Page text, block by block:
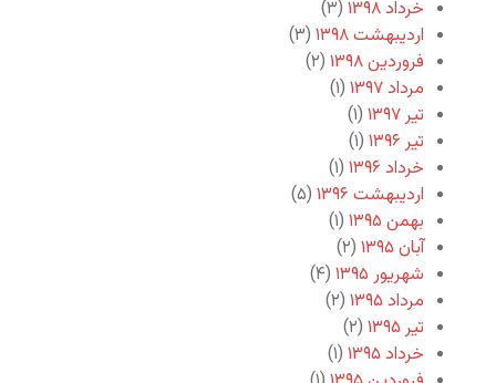
خرداد ۱۳۹۸
(۳)
اردیبهشت ۱۳۹۸
(۳)
فروردین ۱۳۹۸
(۲)
مرداد ۱۳۹۷
(۱)
تیر ۱۳۹۷
(۱)
تیر ۱۳۹۶
(۱)
خرداد ۱۳۹۶
(۱)
اردیبهشت ۱۳۹۶
(۵)
بهمن ۱۳۹۵
(۱)
آبان ۱۳۹۵
(۲)
شهریور ۱۳۹۵
(۴)
مرداد ۱۳۹۵
(۲)
تیر ۱۳۹۵
(۲)
خرداد ۱۳۹۵
(۱)